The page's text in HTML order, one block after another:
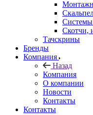
Компания
Назад
Компания
О компании
Новости
Контакты
Контакты
Личный кабинет
Корзина0
Избранные товары